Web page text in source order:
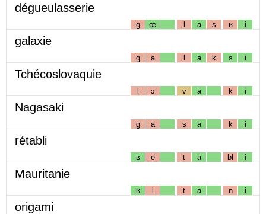
dégueulasserie
g œ l a s ʁ i
galaxie
g a l a k s i
Tchécoslovaquie
l ɔ v a k i
Nagasaki
g a s a k i
rétabli
ʁ e t a bl i
Mauritanie
ʁ i t a n i
origami